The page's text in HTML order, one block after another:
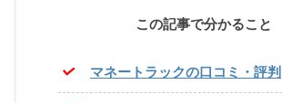
この記事で分かること
マネートラックの口コミ・評判